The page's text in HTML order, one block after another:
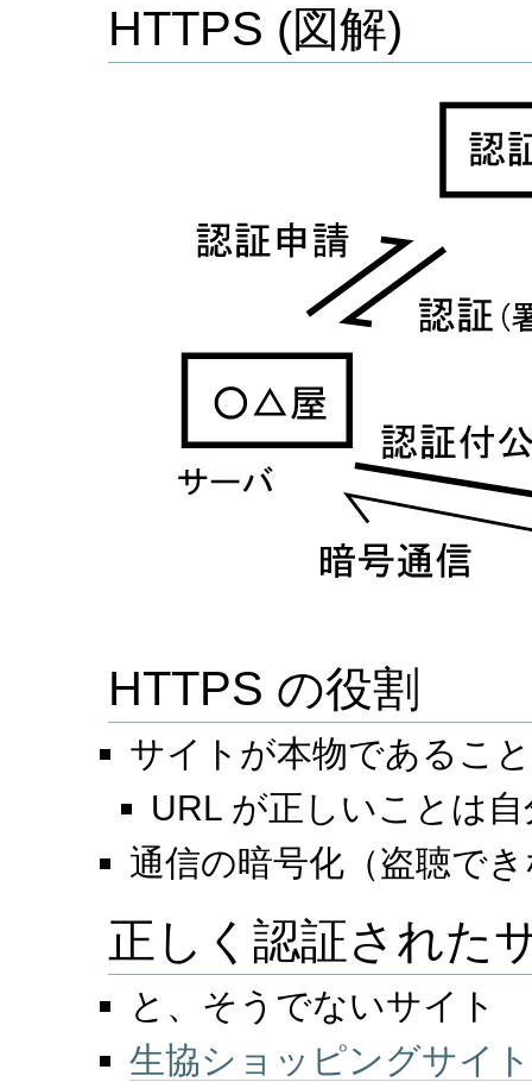
HTTPS (図解)
HTTPS の役割
サイトが本物であるこ
URL が正しいことは
通信の暗号化（盗聴で
正しく認証された
と、そうでないサイト
生協ショッピングサイト